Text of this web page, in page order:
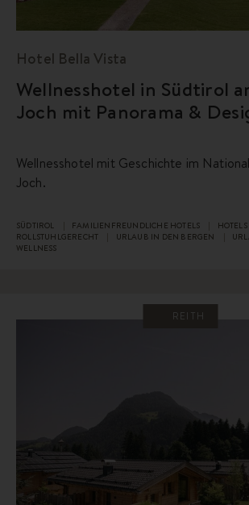
Hotel Bella Vista
Wellnesshotel in Südtirol
Joch mit Panorama &
Wellnesshotel mit Geschichte im
Joch.
SÜDTIROL FAMILIENFREUNDLICHE HOTELS HOTELS
ROLLSTUHLGERECHT
URLAUB IN DEN BERGEN
WELLNESS
REITH